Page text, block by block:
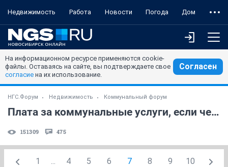
Недвижимость Работа Новости Погода Дом
На информационном ресурсе применяются cookie-
файлы. Оставаясь на сайте, вы подтверждаете свое
согласие на их использование.
Согласен
НГС.Форум Недвижимость Коммунальный форум
Плата за коммунальные услуги, если человек в квартире не прописан
151309 475
1 ... 4 5 6 7 8 9 10